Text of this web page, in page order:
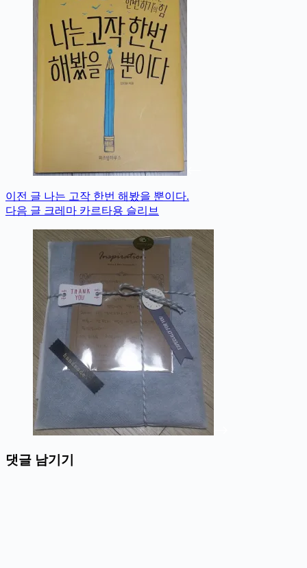
이전 글 나는 고작 한번 해봤을 뿐이다.
다음 글 크레마 카르타용 슬리브
댓글 남기기